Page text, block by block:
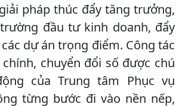
pháp thúc đẩy tăng trưởng,
đầu tư kinh doanh, đẩy
dự án trọng điểm. Công tác
chuyển đổi số được chú
của Trung tâm Phục vụ
từng bước đi vào nền nếp,